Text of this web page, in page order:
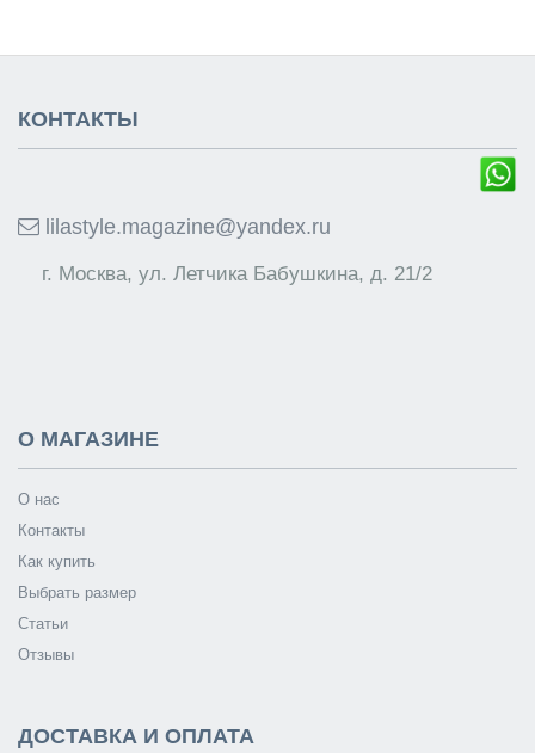
КОНТАКТЫ
lilastyle.magazine@yandex.ru
г. Москва, ул. Летчика Бабушкина, д. 21/2
О МАГАЗИНЕ
О нас
Контакты
Как купить
Выбрать размер
Статьи
Отзывы
ДОСТАВКА И ОПЛАТА